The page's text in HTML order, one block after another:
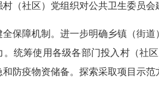
（社区）党组织对公共卫生委员
全保障机制。进一步明确乡镇（街
。统筹使用各级各部门投入村（社
和防疫物资储备。探索采取项目示